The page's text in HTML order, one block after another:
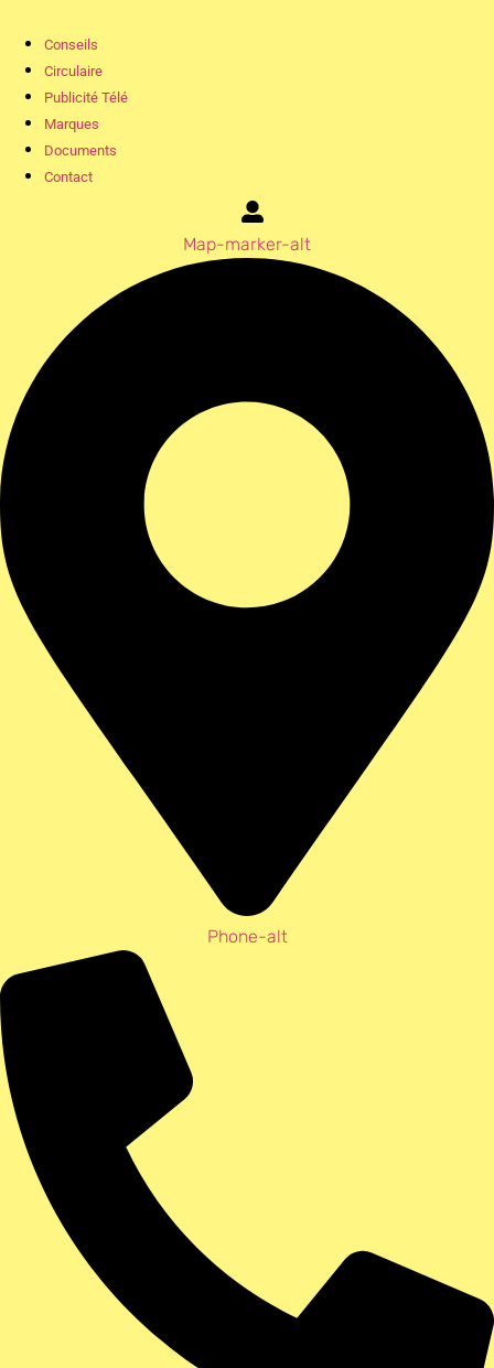
Conseils
Circulaire
Publicité Télé
Marques
Documents
Contact
Map-marker-alt
Phone-alt